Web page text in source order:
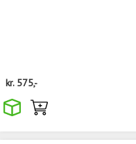
kr. 575,-